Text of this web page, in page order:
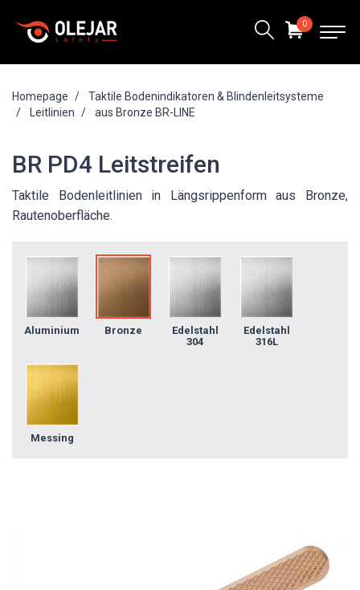
Homepage
Taktile Bodenindikatoren & Blindenleitsysteme
Leitlinien
aus Bronze BR-LINE
BR PD4 Leitstreifen
Taktile Bodenleitlinien in Längsrippenform aus Bronze,
Rautenoberfläche.
Aluminium Bronze
Edelstahl
304
Edelstahl
316L
Messing
0